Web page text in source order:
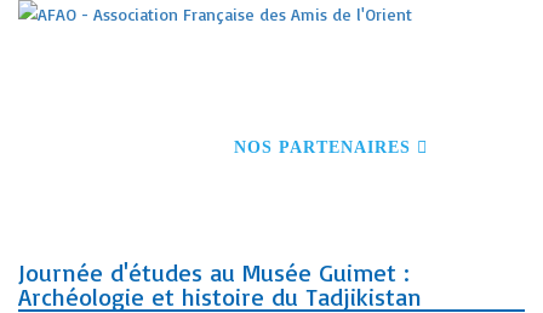
NOS PARTENAIRES
Journée d'études au Musée Guimet :
Archéologie et histoire du Tadjikistan